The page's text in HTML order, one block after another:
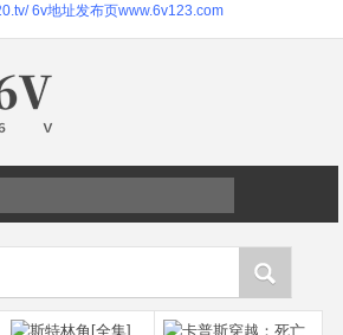
6v地址发布页www.6v123.com